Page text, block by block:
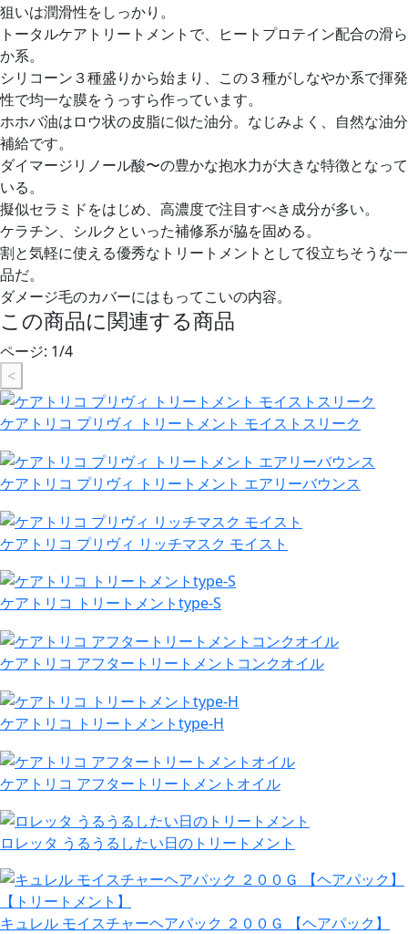
狙いは潤滑性をしっかり。
トータルケアトリートメントで、ヒートプロテイン配合の滑ら
か系。
シリコーン３種盛りから始まり、この３種がしなやか系で揮発
性で均一な膜をうっすら作っています。
ホホバ油はロウ状の皮脂に似た油分。なじみよく、自然な油分
補給です。
ダイマージリノール酸〜の豊かな抱水力が大きな特徴となって
いる。
擬似セラミドをはじめ、高濃度で注目すべき成分が多い。
ケラチン、シルクといった補修系が脇を固める。
割と気軽に使える優秀なトリートメントとして役立ちそうな一
品だ。
ダメージ毛のカバーにはもってこいの内容。
この商品に関連する商品
ページ: 1/4
<
ケアトリコ プリヴィ トリートメント モイストスリーク
ケアトリコ プリヴィ トリートメント エアリーバウンス
ケアトリコ プリヴィ リッチマスク モイスト
ケアトリコ トリートメントtype-S
ケアトリコ アフタートリートメントコンクオイル
ケアトリコ トリートメントtype-H
ケアトリコ アフタートリートメントオイル
ロレッタ うるうるしたい日のトリートメント
キュレル モイスチャーヘアパック ２００Ｇ 【ヘアパック】